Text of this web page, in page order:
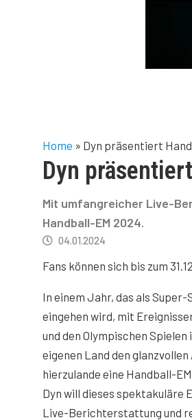
Home » Dyn präsentiert
Dyn
Mit umfangreicher Live-
Handball-EM 2024.
04.01.2024
Fans können sich bis zum
In einem Jahr, das als
eingehen wird, mit
und den Olympischen
eigenen Land den
hierzulande eine Handball-
Dyn will dieses spektakuläre
Live-Berichterstattung und